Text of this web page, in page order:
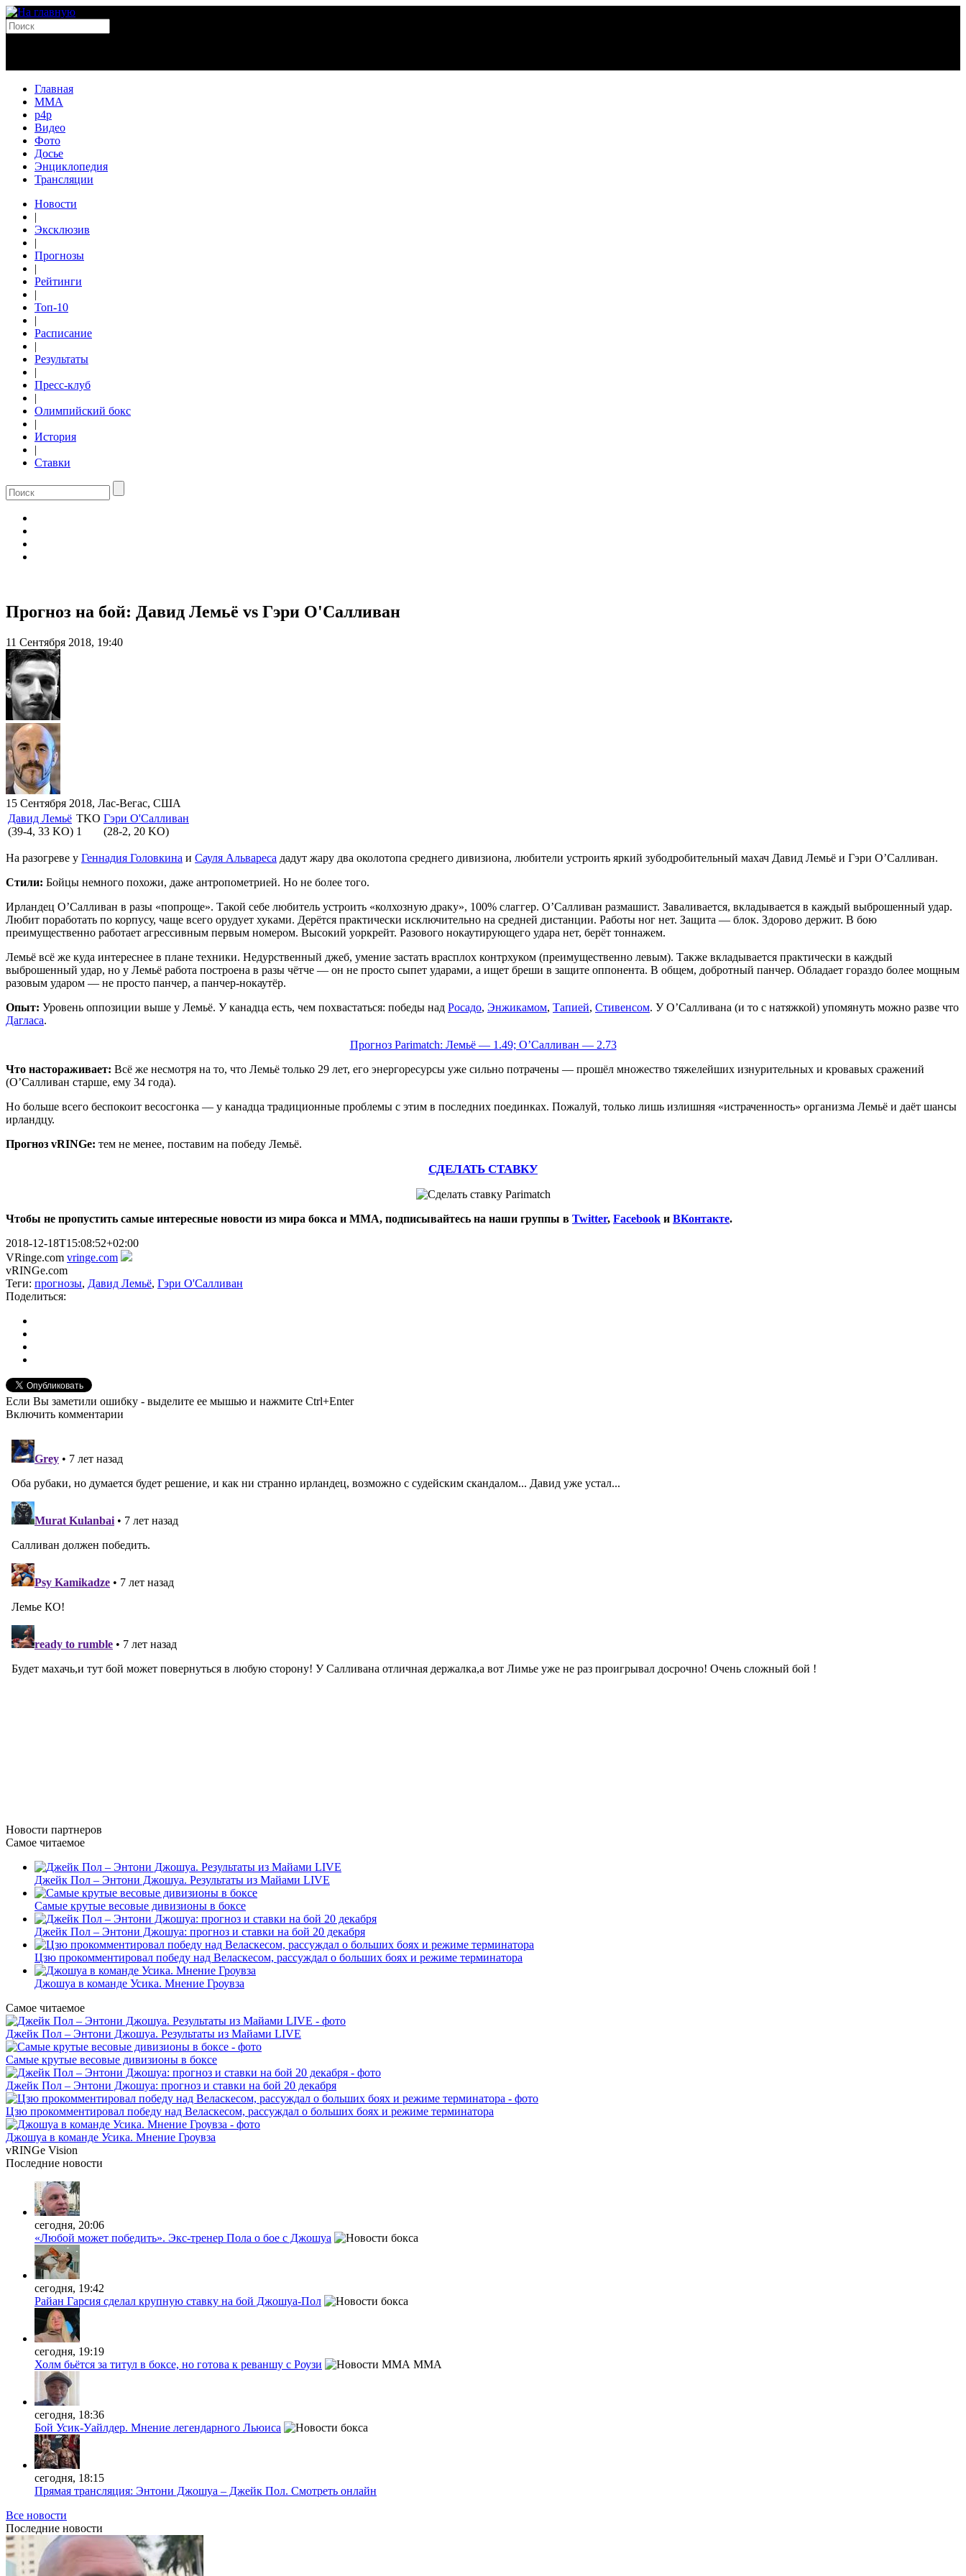
Главная
MMA
p4p
Видео
Фото
Досье
Энциклопедия
Трансляции
Новости
|
Эксклюзив
|
Прогнозы
|
Рейтинги
|
Топ-10
|
Расписание
|
Результаты
|
Пресс-клуб
|
Олимпийский бокс
|
История
|
Ставки
Прогноз на бой: Давид Лемьё vs Гэри О'Салливан
11 Сентября 2018, 19:40
15 Сентября 2018, Лас-Вегас, США
Давид Лемьё
(39-4, 33 KO)
TKO
1
Гэри О'Салливан
(28-2, 20 KO)
На разогреве у Геннадия Головкина и Сауля Альвареса дадут жару два околотопа среднего дивизиона, любители устроить яркий зубодробительный махач Давид Лемьё и Гэри О’Салливан.
Стили: Бойцы немного похожи, даже антропометрией. Но не более того.
Ирландец О’Салливан в разы «попроще». Такой себе любитель устроить «колхозную драку», 100% слаггер. О’Салливан размашист. Заваливается, вкладывается в каждый выброшенный удар.
Любит поработать по корпусу, чаще всего орудует хуками. Дерётся практически исключительно на средней дистанции. Работы ног нет. Защита — блок. Здорово держит. В бою
преимущественно работает агрессивным первым номером. Высокий уоркрейт. Разового нокаутирующего удара нет, берёт тоннажем.
Лемьё всё же куда интереснее в плане техники. Недурственный джеб, умение застать врасплох контрхуком (преимущественно левым). Также вкладывается практически в каждый
выброшенный удар, но у Лемьё работа построена в разы чётче — он не просто сыпет ударами, а ищет бреши в защите оппонента. В общем, добротный панчер. Обладает гораздо более мощным
разовым ударом — не просто панчер, а панчер-нокаутёр.
Опыт: Уровень оппозиции выше у Лемьё. У канадца есть, чем похвастаться: победы над Росадо, Энжикамом, Тапией, Стивенсом. У О’Салливана (и то с натяжкой) упомянуть можно разве что
Дагласа.
Прогноз Parimatch: Лемьё — 1.49; О’Салливан — 2.73
Что настораживает: Всё же несмотря на то, что Лемьё только 29 лет, его энергоресурсы уже сильно потрачены — прошёл множество тяжелейших изнурительных и кровавых сражений
(О’Салливан старше, ему 34 года).
Но больше всего беспокоит весосгонка — у канадца традиционные проблемы с этим в последних поединках. Пожалуй, только лишь излишняя «истраченность» организма Лемьё и даёт шансы
ирландцу.
Прогноз vRINGe: тем не менее, поставим на победу Лемьё.
СДЕЛАТЬ СТАВКУ
Чтобы не пропустить самые интересные новости из мира бокса и ММА, подписывайтесь на наши группы в Twitter, Facebook и ВКонтакте.
2018-12-18T15:08:52+02:00
VRinge.com vringe.com
vRINGe.com
Теги: прогнозы, Давид Лемьё, Гэри О'Салливан
Поделиться:
Если Вы заметили ошибку - выделите ее мышью и нажмите Ctrl+Enter
Включить комментарии
Новости партнеров
Самое читаемое
Джейк Пол – Энтони Джошуа. Результаты из Майами LIVE
Самые крутые весовые дивизионы в боксе
Джейк Пол – Энтони Джошуа: прогноз и ставки на бой 20 декабря
Цзю прокомментировал победу над Веласкесом, рассуждал о больших боях и режиме терминатора
Джошуа в команде Усика. Мнение Гроувза
Самое читаемое
Джейк Пол – Энтони Джошуа. Результаты из Майами LIVE
Самые крутые весовые дивизионы в боксе
Джейк Пол – Энтони Джошуа: прогноз и ставки на бой 20 декабря
Цзю прокомментировал победу над Веласкесом, рассуждал о больших боях и режиме терминатора
Джошуа в команде Усика. Мнение Гроувза
vRINGe Vision
Последние новости
сегодня, 20:06
«Любой может победить». Экс-тренер Пола о бое с Джошуа
сегодня, 19:42
Райан Гарсия сделал крупную ставку на бой Джошуа-Пол
сегодня, 19:19
Холм бьётся за титул в боксе, но готова к реваншу с Роузи
MMA
сегодня, 18:36
Бой Усик-Уайлдер. Мнение легендарного Льюиса
сегодня, 18:15
Прямая трансляция: Энтони Джошуа – Джейк Пол. Смотреть онлайн
Все новости
Последние новости